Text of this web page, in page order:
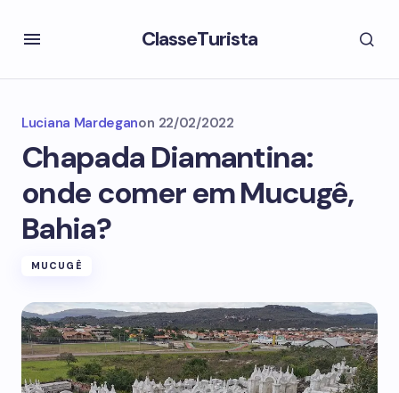
ClasseTurista
Luciana Mardeganon 22/02/2022
Chapada Diamantina:
onde comer em Mucugê,
Bahia?
MUCUGÊ